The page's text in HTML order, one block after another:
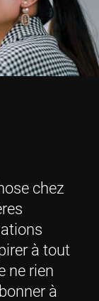
chez
à tout
ne rien
à